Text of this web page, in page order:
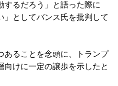
するだろう」と語った際に
」としてバンス氏を批判して
ることを念頭に、トランプ
向けに一定の譲歩を示したと